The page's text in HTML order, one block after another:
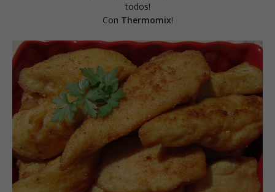
todos!
Con Thermomix!